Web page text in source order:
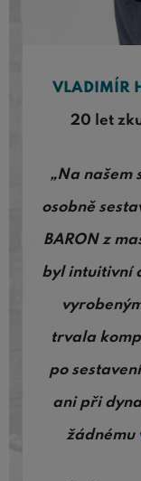
VLADIMÍR
20 let
„Na našem
osobně
BARON z
byl intuitivní
trvala
po
ani při
žádnému